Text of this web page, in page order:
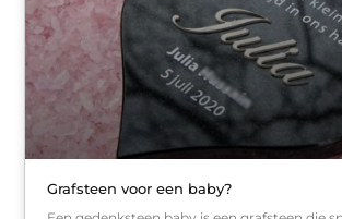
Grafsteen voor een baby?